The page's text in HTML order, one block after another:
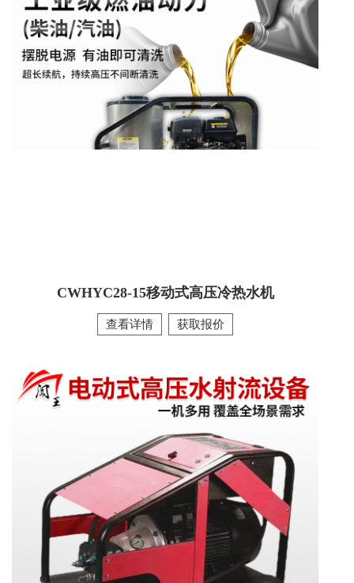
CWHYC28-15移动式高压冷热水机
查看详情 获取报价
CWLD电驱动工业高压冷水清洗机
CWLD全电高压冷水机采用全电驱动设计，动力平稳、节能
CWHDC电驱动柴油加热高压冷热
水清洗机
本款电驱动柴油加热高压冷热水清洗机，电驱动动力强劲，
柴油快速加热，冷水高压冲洗、高温热水除油，高效去除重
油污、油垢、顽固污渍。适用于工厂车间、机械设备、汽修